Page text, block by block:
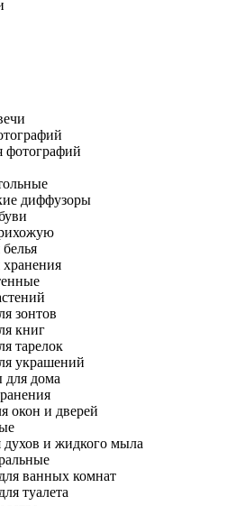
фотографий
диффузоры
зонтов
книг
тарелок
украшений
для дома
окон и дверей
и жидкого мыла
ванных комнат
туалета